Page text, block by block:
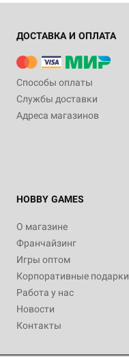
ДОСТАВКА И ОПЛАТА
Способы оплаты
Службы доставки
Адреса магазинов
HOBBY GAMES
О магазине
Франчайзинг
Игры оптом
Корпоративные подарки
Работа у нас
Новости
Контакты